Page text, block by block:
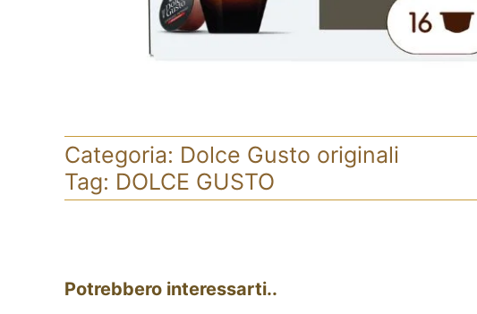
Categoria: Dolce Gusto originali
Tag: DOLCE GUSTO
Potrebbero interessarti..